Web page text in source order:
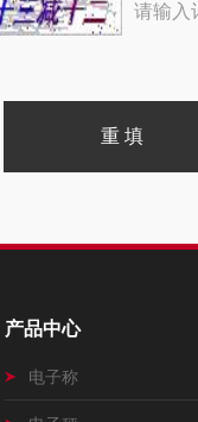
请输入
产品中心
电子称